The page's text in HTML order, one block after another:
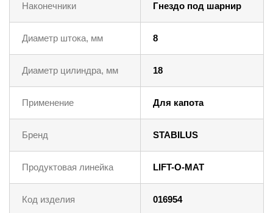
Наконечники Гнездо под шарнир
Диаметр штока, мм 8
Диаметр цилиндра, мм 18
Применение Для капота
Бренд STABILUS
Продуктовая линейка LIFT-O-MAT
Код изделия 016954